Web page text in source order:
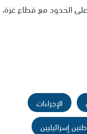
الحدود مع قطاع غزة،
الإجراءات
إسرائيليين